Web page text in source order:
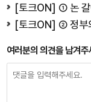
[토크ON] ① 논 갈
[토크ON] ② 정부
여러분의 의견을 남겨주